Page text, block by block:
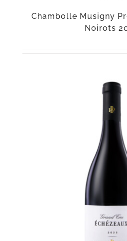
Chambolle Musigny
Noirots